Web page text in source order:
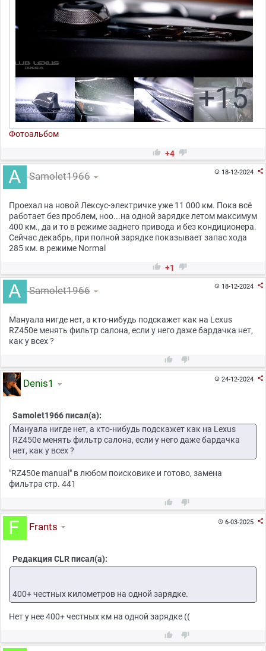
+15
1
Фотоальбом
 +4 
18-12-2024 
Samolet1966
Проехал на новой Лексус-электричке уже 11 000 км. Пока всё
работает без проблем, ноо...на одной зарядке летом максимум
400 км., да и то в режиме заднего привода и без кондиционера.
Сейчас декабрь, при полной зарядке показывает запас хода
285 км. в режиме Normal
 +1 
18-12-2024 
Samolet1966
Мануала нигде нет, а кто-нибудь подскажет как на Lexus
RZ450e менять фильтр салона, если у него даже бардачка нет,
как у всех ?
 
24-12-2024 
Denis1
Samolet1966 писал(а):
Мануала нигде нет, а кто-нибудь подскажет как на Lexus
RZ450e менять фильтр салона, если у него даже бардачка
нет, как у всех ?
"RZ450e manual" в любом поисковике и готово, замена
фильтра стр. 441
 
6-03-2025 
Frants
Редакция CLR писал(а):
400+ честных километров на одной зарядке.
Нет у нее 400+ честных км на одной зарядке ((
 